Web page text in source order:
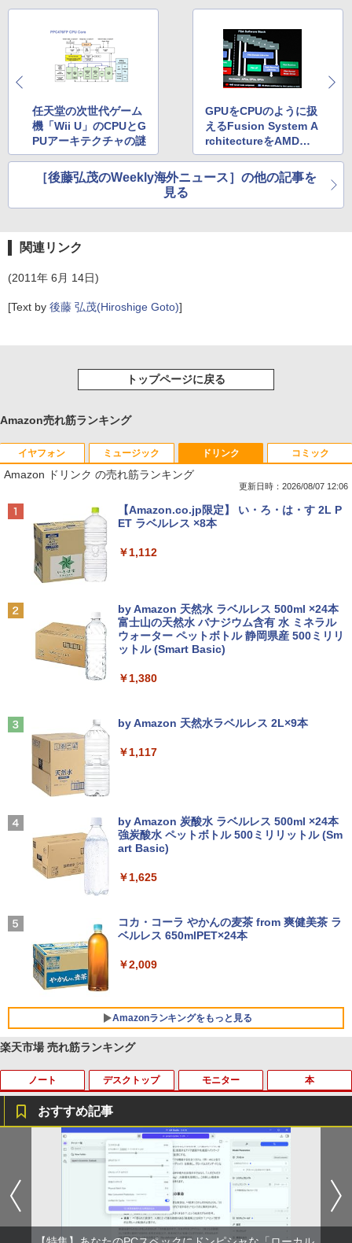
任天堂の次世代ゲーム
機「Wii U」のCPUとG
PUアーキテクチャの謎
GPUをCPUのように扱
えるFusion System A
rchitectureをAMDが
発表
［後藤弘茂のWeekly海外ニュース］の他の記事を
見る
関連リンク
(2011年 6月 14日)
[Text by 後藤 弘茂(Hiroshige Goto)]
トップページに戻る
Amazon売れ筋ランキング
イヤフォン
Anker Soundcore P40i オフホワイト
Anker Soundcore P31i ブラック
￥5,990
ラック
￥14,990
レスイヤホン bluetooth イヤホン V12 小型
軽量 ブルートゥースHi-Fi 最大36時間再生 ぶ
るーとゅーす コードレス ENCノイズキャン
付き 防水 タッチ式音量調整 スポーツ/通勤/通
￥1,964
Xiaomi シャオミ REDMI Buds 8 Lite ワイヤ
￥2,980
ミュージック
BRUCE WAYNE feat. Flo Milli, ATL Jacob
[Explicit]
￥250
BRUCE WAYNE feat. Flo Milli, ATL Jacob
[Explicit]
￥250
￥250
￥250
ドリンク
Amazon ドリンク の売れ筋ランキング
更新日時：2026/08/07 12:06
【Amazon.co.jp限定】 い・ろ・は・す 2L P
ET ラベルレス ×8本
￥1,112
by Amazon 天然水 ラベルレス 500ml ×24本
富士山の天然水 バナジウム含有 水 ミネラル
ウォーター ペットボトル 静岡県産 500ミリリ
ットル (Smart Basic)
￥1,380
by Amazon 天然水ラベルレス 2L×9本
￥1,117
by Amazon 炭酸水 ラベルレス 500ml ×24本
強炭酸水 ペットボトル 500ミリリットル (Sm
art Basic)
￥1,625
コカ・コーラ やかんの麦茶 from 爽健美茶 ラ
ベルレス 650mlPET×24本
￥2,009
Amazonランキングをもっと見る
コミック
薬屋のひとりごと 17巻 (デジタル版ビッグガ
ンガンコミックス)
￥770
異世界居酒屋「のぶ」(22) (角川コミックス・
エース)
￥832
楽天市場 売れ筋ランキング
ノート
【楽天1位常連】【新品】 2026年最新モ
デル ノートパソコン パソコン JIS 日本
語キーボード 第14世代CPU搭載 Windo
ws11 第13世代CPU搭載 14.1/15.6インチ
ワイド液晶 フルHD cpu N95/N5095/N34
50 メモリ 8GB 12GB 16GB 32GB SSD
128GB 256GB 512GB 1TB USB3.0 初期
設定済
デスクトップ
HP EliteDesk800 G4 SFF オフィス付き
Corei5-8500 / メモリ16GB / HDD500GB
windows11 Pro 中古 デスクトップパソ
コン オプション変更可能（ 32GB / 64G
B / M.2 SSD 512GB~1TB Windows10 O
S 選択可能）
￥28,800
モニター
DELL デル・テクノロジーズ Dell Pro 2
3.8 ディスプレイ E2425HM 【法人限
定】【NE直】
￥12,700
本
角川まんが学習シリーズ 世界の歴史
全20巻定番セット [ 羽田 正 ]
￥24,200
おすすめ記事